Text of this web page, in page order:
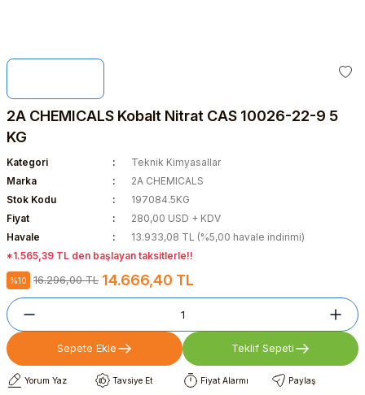
2A CHEMICALS Kobalt Nitrat CAS 10026-22-9 5
KG
Kategori
Teknik Kimyasallar
Marka
2A CHEMICALS
Stok Kodu
197084.5KG
Fiyat
280,00 USD + KDV
Havale
13.933,08 TL (%5,00 havale indirimi)
*1.565,39 TL den başlayan taksitlerle!!
%10 16.296,00 TL 14.666,40 TL
Sepete Ekle Teklif Sepeti
Yorum Yaz Tavsiye Et Fiyat Alarmı Paylaş